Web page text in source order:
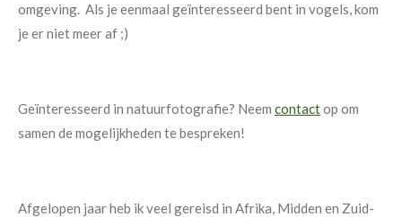
omgeving. Als je eenmaal geïnteresseerd bent in vogels, kom
je er niet meer af ;)
Geïnteresseerd in natuurfotografie? Neem contactop om
samen de mogelijkheden te bespreken!
Afgelopen jaar heb ik veel gereisd in Afrika, Midden en Zuid-